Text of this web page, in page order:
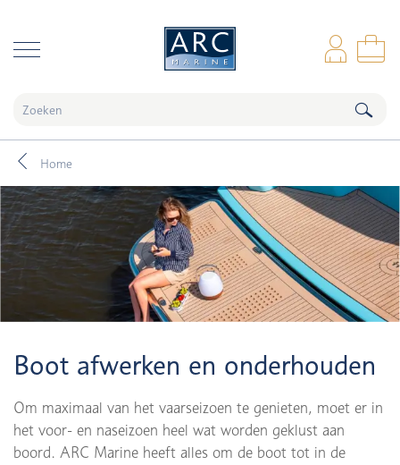
Home
Boot afwerken en onderhouden
Om maximaal van het vaarseizoen te genieten, moet er in
het voor- en naseizoen heel wat worden geklust aan
boord. ARC Marine heeft alles om de boot tot in de